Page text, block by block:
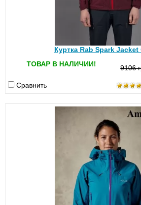
Куртка Rab Spark Jacket
ТОВАР В НАЛИЧИИ!
9106
Сравнить